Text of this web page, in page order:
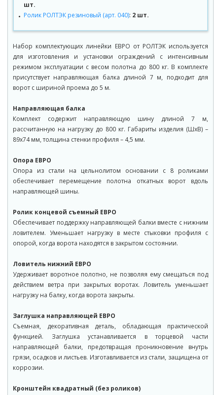
шт.
Ролик РОЛТЭК резиновый (арт. 040): 2 шт.
Набор комплектующих линейки ЕВРО от РОЛТЭК используется
для изготовления и установки ограждений с интенсивным
режимом эксплуатации с весом полотна до 800 кг. В комплекте
присутствует направляющая балка длиной 7 м, подходит для
ворот с шириной проема до 5 м.
Направляющая балка
Комплект содержит направляющую шину длиной 7 м,
рассчитанную на нагрузку до 800 кг. Габариты изделия (ШхВ) –
89х74 мм, толщина стенки профиля – 4,5 мм.
Опора ЕВРО
Опора из стали на цельнолитом основании с 8 роликами
обеспечивает перемещение полотна откатных ворот вдоль
направляющей шины.
Ролик концевой съемный ЕВРО
Обеспечивает поддержку направляющей балки вместе с нижним
ловителем. Уменьшает нагрузку в месте стыковки профиля с
опорой, когда ворота находятся в закрытом состоянии.
Ловитель нижний ЕВРО
Удерживает воротное полотно, не позволяя ему смещаться под
действием ветра при закрытых воротах. Ловитель уменьшает
нагрузку на балку, когда ворота закрыты.
Заглушка направляющей ЕВРО
Съемная, декоративная деталь, обладающая практической
функцией. Заглушка устанавливается в торцевой части
направляющей балки, предотвращая проникновение внутрь
грязи, осадков и листьев. Изготавливается из стали, защищена от
коррозии.
Кронштейн квадратный (без роликов)